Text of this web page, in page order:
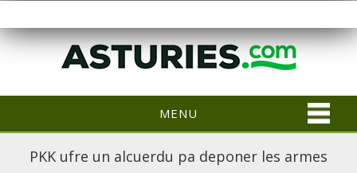
MENU
PKK ufre un alcuerdu pa deponer les armes